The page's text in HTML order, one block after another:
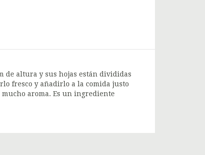
de altura y sus hojas están divididas
fresco y añadirlo a la comida justo
aroma. Es un ingrediente